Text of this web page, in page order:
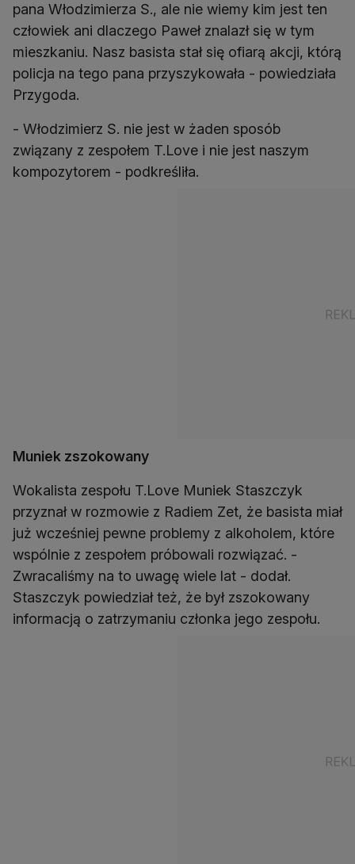
pana Włodzimierza S., ale nie wiemy kim jest ten
człowiek ani dlaczego Paweł znalazł się w tym
mieszkaniu. Nasz basista stał się ofiarą akcji, którą
policja na tego pana przyszykowała - powiedziała
Przygoda.
- Włodzimierz S. nie jest w żaden sposób
związany z zespołem T.Love i nie jest naszym
kompozytorem - podkreśliła.
Muniek zszokowany
Wokalista zespołu T.Love Muniek Staszczyk
przyznał w rozmowie z Radiem Zet, że basista miał
już wcześniej pewne problemy z alkoholem, które
wspólnie z zespołem próbowali rozwiązać. -
Zwracaliśmy na to uwagę wiele lat - dodał.
Staszczyk powiedział też, że był zszokowany
informacją o zatrzymaniu członka jego zespołu.